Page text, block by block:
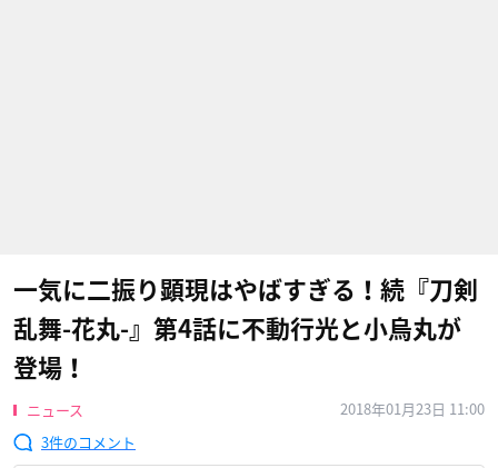
一気に二振り顕現はやばすぎる！続『刀剣
乱舞-花丸-』第4話に不動行光と小烏丸が
登場！
ニュース
2018年01月23日 11:00
3